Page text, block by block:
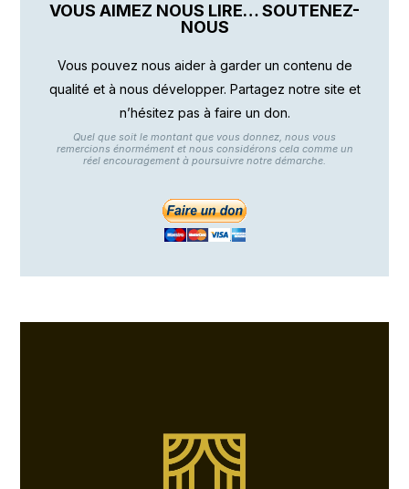
VOUS AIMEZ NOUS LIRE… SOUTENEZ-
NOUS
Vous pouvez nous aider à garder un contenu de
qualité et à nous développer. Partagez notre site et
n’hésitez pas à faire un don.
Quel que soit le montant que vous donnez, nous vous
remercions énormément et nous considérons cela comme un
réel encouragement à poursuivre notre démarche.